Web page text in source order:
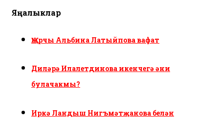
Яңалыклар
Җырчы Альбина Латыйпова вафат
Диләрә Илалетдинова икенчегә әни
булачакмы?
Иркә Ландыш Нигъмәтҗанова белән